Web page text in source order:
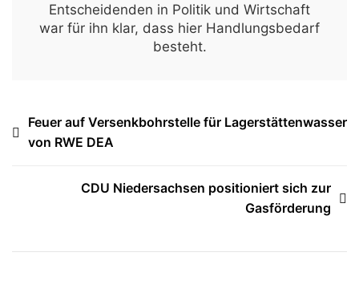
Entscheidenden in Politik und Wirtschaft
war für ihn klar, dass hier Handlungsbedarf
besteht.
Beitragsnavigation
Feuer auf Versenkbohrstelle für Lagerstättenwasser
von RWE DEA
CDU Niedersachsen positioniert sich zur
Gasförderung